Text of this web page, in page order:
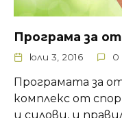
Програма за
юли 3, 2016 0
Програмата за
комплекс от
и силови, и